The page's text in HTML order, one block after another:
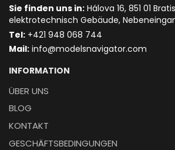
Sie finden uns in: Hálova 16, 851 01
elektrotechnisch Gebäude,
Tel: +421 948 068 744
Mail: info@modelsnavigator.com
INFORMATION
ÜBER UNS
BLOG
KONTAKT
GESCHÄFTSBEDINGUNGEN